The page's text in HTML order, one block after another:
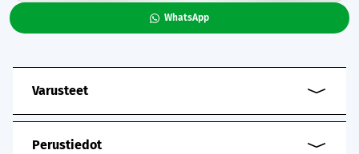
WhatsApp
Varusteet
Perustiedot